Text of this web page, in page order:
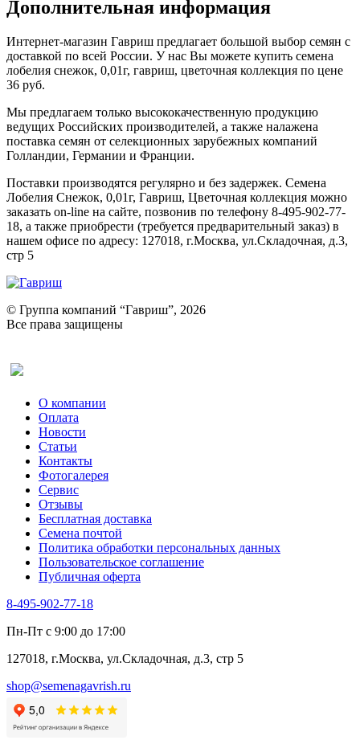
Дополнительная информация
Интернет-магазин Гавриш предлагает большой выбор семян с
доставкой по всей России. У нас Вы можете купить семена
лобелия снежок, 0,01г, гавриш, цветочная коллекция по цене
36 руб.
Мы предлагаем только высококачественную продукцию
ведущих Российских производителей, а также налажена
поставка семян от селекционных зарубежных компаний
Голландии, Германии и Франции.
Поставки производятся регулярно и без задержек. Семена
Лобелия Снежок, 0,01г, Гавриш, Цветочная коллекция можно
заказать on-line на сайте, позвонив по телефону 8-495-902-77-
18, а также приобрести (требуется предварительный заказ) в
нашем офисе по адресу: 127018, г.Москва, ул.Складочная, д.3,
стр 5
© Группа компаний “Гавриш”, 2026
Все права защищены
О компании
Оплата
Новости
Статьи
Контакты
Фотогалерея​
Сервис
Отзывы
Бесплатная доставка
Семена почтой
Политика обработки персональных данных
Пользовательское соглашение
Публичная оферта
8-495-902-77-18
Пн-Пт с 9:00 до 17:00
127018, г.Москва, ул.Складочная, д.3, стр 5
shop@semenagavrish.ru